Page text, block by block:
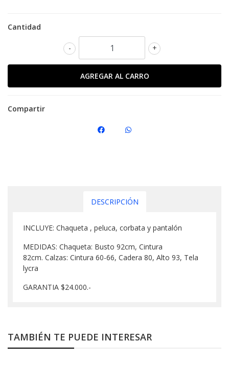
Cantidad
+
-
Compartir
DESCRIPCIÓN
INCLUYE: Chaqueta , peluca, corbata y pantalón
MEDIDAS: Chaqueta: Busto 92cm, Cintura
82cm. Calzas: Cintura 60-66, Cadera 80, Alto 93, Tela
lycra
GARANTIA $24.000.-
TAMBIÉN TE PUEDE INTERESAR